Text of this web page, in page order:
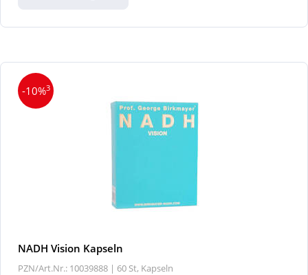
-10%3
NADH Vision Kapseln
PZN/Art.Nr.: 10039888 | 60 St, Kapseln